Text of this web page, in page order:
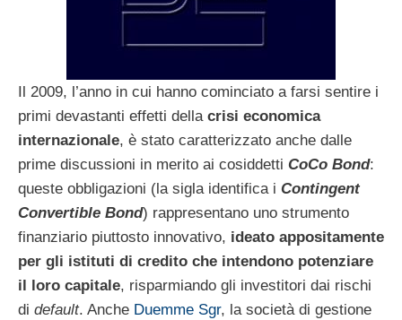
Il 2009, l’anno in cui hanno cominciato a farsi sentire i
primi devastanti effetti della crisi economica
internazionale, è stato caratterizzato anche dalle
prime discussioni in merito ai cosiddetti CoCo Bond:
queste obbligazioni (la sigla identifica i Contingent
Convertible Bond) rappresentano uno strumento
finanziario piuttosto innovativo, ideato appositamente
per gli istituti di credito che intendono potenziare
il loro capitale, risparmiando gli investitori dai rischi
di default. Anche Duemme Sgr, la società di gestione